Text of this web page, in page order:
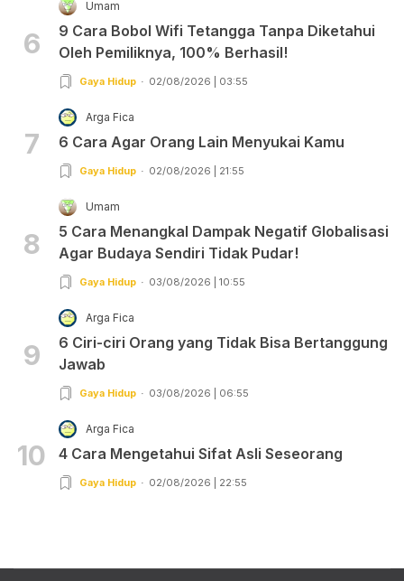
6
Umam
9 Cara Bobol Wifi Tetangga Tanpa Diketahui
Oleh Pemiliknya, 100% Berhasil!
Gaya Hidup 02/08/2026 | 03:55
7
Arga Fica
6 Cara Agar Orang Lain Menyukai Kamu
Gaya Hidup 02/08/2026 | 21:55
8
Umam
5 Cara Menangkal Dampak Negatif Globalisasi
Agar Budaya Sendiri Tidak Pudar!
Gaya Hidup 03/08/2026 | 10:55
9
Arga Fica
6 Ciri-ciri Orang yang Tidak Bisa Bertanggung
Jawab
Gaya Hidup 03/08/2026 | 06:55
10
Arga Fica
4 Cara Mengetahui Sifat Asli Seseorang
Gaya Hidup 02/08/2026 | 22:55